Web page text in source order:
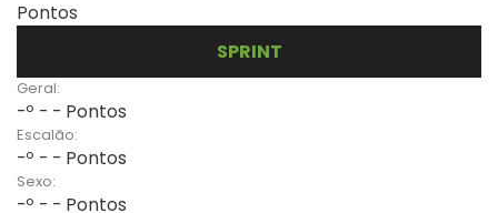
Pontos
SPRINT
Geral:
-º - - Pontos
Escalão:
-º - - Pontos
Sexo:
-º - - Pontos